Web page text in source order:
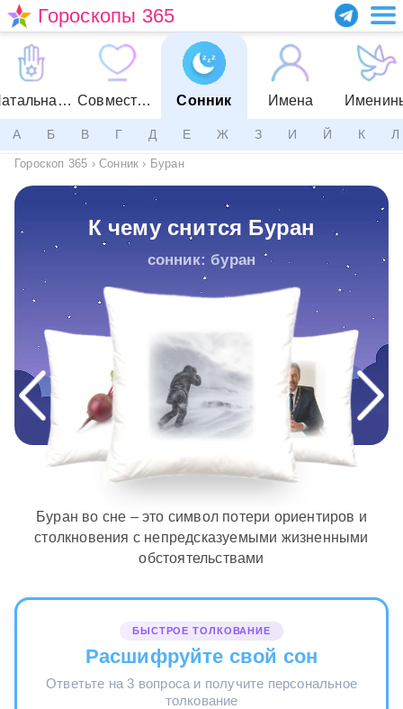
Гороскопы 365
Натальная карта Совместимость Сонник Имена
А Б В Г Д Е Ж З И Й К Л
Гороскоп 365 › Сонник › Буран
К чему снится Буран
сонник: буран
Буран во сне – это символ потери ориентиров и
столкновения с непредсказуемыми жизненными
обстоятельствами
БЫСТРОЕ ТОЛКОВАНИЕ
Расшифруйте свой сон
Ответьте на 3 вопроса и получите персональное
толкование